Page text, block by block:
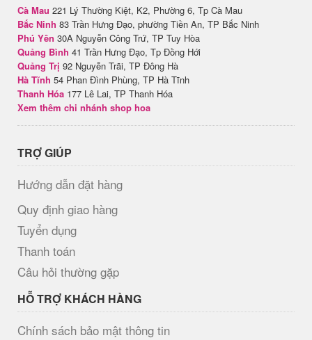
Cà Mau 221 Lý Thường Kiệt, K2, Phường 6, Tp Cà Mau
Bắc Ninh 83 Trần Hưng Đạo, phường Tiền An, TP Bắc Ninh
Phú Yên 30A Nguyễn Công Trứ, TP Tuy Hòa
Quảng Bình 41 Trần Hưng Đạo, Tp Đồng Hới
Quảng Trị 92 Nguyễn Trãi, TP Đông Hà
Hà Tĩnh 54 Phan Đình Phùng, TP Hà Tĩnh
Thanh Hóa 177 Lê Lai, TP Thanh Hóa
Xem thêm chi nhánh shop hoa
TRỢ GIÚP
Hướng dẫn đặt hàng
Quy định giao hàng
Tuyển dụng
Thanh toán
Câu hỏi thường gặp
HỖ TRỢ KHÁCH HÀNG
Chính sách bảo mật thông tin